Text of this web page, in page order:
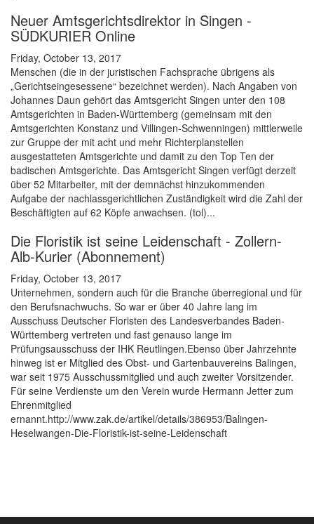
Neuer Amtsgerichtsdirektor in Singen -
SÜDKURIER Online
Friday, October 13, 2017
Menschen (die in der juristischen Fachsprache übrigens als
„Gerichtseingesessene“ bezeichnet werden). Nach Angaben von
Johannes Daun gehört das Amtsgericht Singen unter den 108
Amtsgerichten in Baden-Württemberg (gemeinsam mit den
Amtsgerichten Konstanz und Villingen-Schwenningen) mittlerweile
zur Gruppe der mit acht und mehr Richterplanstellen
ausgestatteten Amtsgerichte und damit zu den Top Ten der
badischen Amtsgerichte. Das Amtsgericht Singen verfügt derzeit
über 52 Mitarbeiter, mit der demnächst hinzukommenden
Aufgabe der nachlassgerichtlichen Zuständigkeit wird die Zahl der
Beschäftigten auf 62 Köpfe anwachsen. (tol)...
Die Floristik ist seine Leidenschaft - Zollern-
Alb-Kurier (Abonnement)
Friday, October 13, 2017
Unternehmen, sondern auch für die Branche überregional und für
den Berufsnachwuchs. So war er über 40 Jahre lang im
Ausschuss Deutscher Floristen des Landesverbandes Baden-
Württemberg vertreten und fast genauso lange im
Prüfungsausschuss der IHK Reutlingen.Ebenso über Jahrzehnte
hinweg ist er Mitglied des Obst- und Gartenbauvereins Balingen,
war seit 1975 Ausschussmitglied und auch zweiter Vorsitzender.
Für seine Verdienste um den Verein wurde Hermann Jetter zum
Ehrenmitglied
ernannt.http://www.zak.de/artikel/details/386953/Balingen-
Heselwangen-Die-Floristik-ist-seine-Leidenschaft